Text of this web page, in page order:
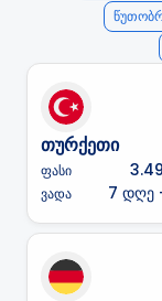
თურქეთი
ფასი
ვადა 7 დღე